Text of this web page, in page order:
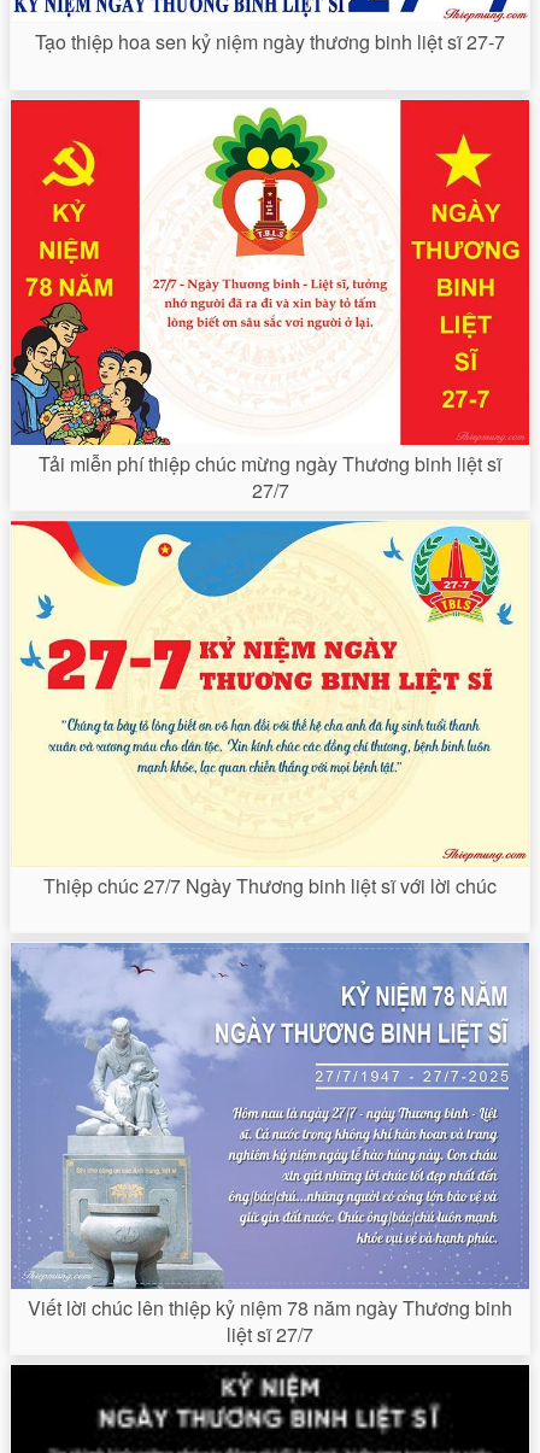
Tạo thiệp hoa sen kỷ niệm ngày thương binh liệt sĩ 27-7
Tải miễn phí thiệp chúc mừng ngày Thương binh liệt sĩ
27/7
Thiệp chúc 27/7 Ngày Thương binh liệt sĩ với lời chúc
Viết lời chúc lên thiệp kỷ niệm 78 năm ngày Thương binh
liệt sĩ 27/7